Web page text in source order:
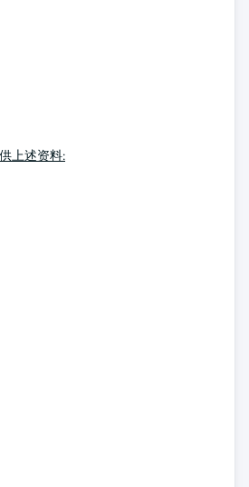
上述资料: